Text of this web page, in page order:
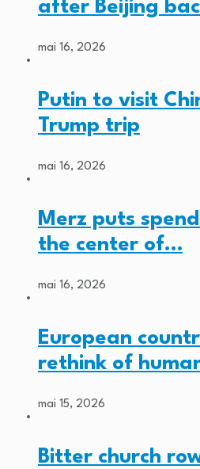
after Beijing
mai 16, 2026
Putin to visit
Trump trip
mai 16, 2026
Merz puts
the center of…
mai 16, 2026
European
rethink of
mai 15, 2026
Bitter church